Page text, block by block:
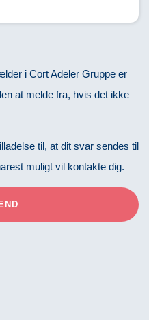
i Cort Adeler Gruppe er
at melde fra, hvis det ikke
til, at dit svar sendes til
muligt vil kontakte dig.